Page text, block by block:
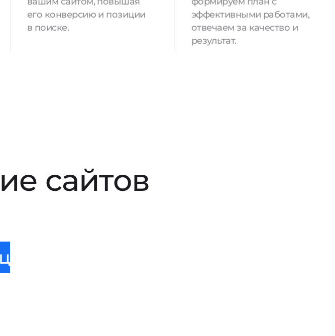
его конверсию и позиции
в поиске.
эффективными работами,
отвечаем за качество и
результат.
сайтов